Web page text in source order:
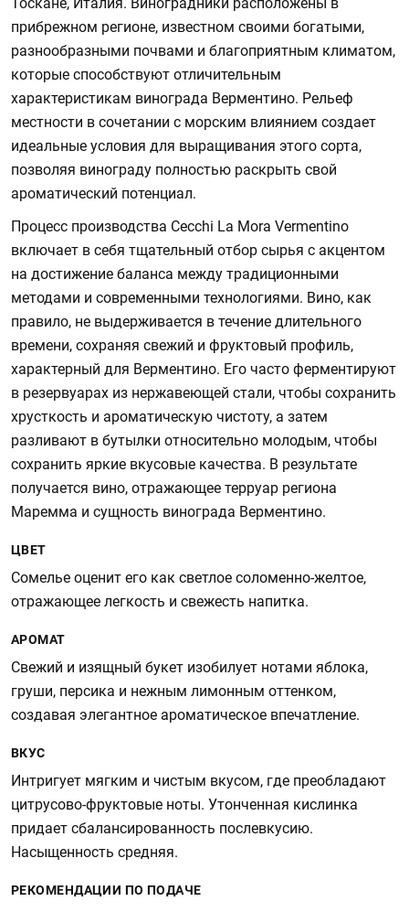
прибрежном регионе, известном своими богатыми,
разнообразными почвами и благоприятным климатом,
которые способствуют отличительным
характеристикам винограда Верментино. Рельеф
местности в сочетании с морским влиянием создает
идеальные условия для выращивания этого сорта,
позволяя винограду полностью раскрыть свой
ароматический потенциал.
Процесс производства Cecchi La Mora Vermentino
включает в себя тщательный отбор сырья с акцентом
на достижение баланса между традиционными
методами и современными технологиями. Вино, как
правило, не выдерживается в течение длительного
времени, сохраняя свежий и фруктовый профиль,
характерный для Верментино. Его часто ферментируют
в резервуарах из нержавеющей стали, чтобы сохранить
хрусткость и ароматическую чистоту, а затем
разливают в бутылки относительно молодым, чтобы
сохранить яркие вкусовые качества. В результате
получается вино, отражающее терруар региона
Маремма и сущность винограда Верментино.
ЦВЕТ
Сомелье оценит его как светлое соломенно-желтое,
отражающее легкость и свежесть напитка.
АРОМАТ
Свежий и изящный букет изобилует нотами яблока,
груши, персика и нежным лимонным оттенком,
создавая элегантное ароматическое впечатление.
ВКУС
Интригует мягким и чистым вкусом, где преобладают
цитрусово-фруктовые ноты. Утонченная кислинка
придает сбалансированность послевкусию.
Насыщенность средняя.
РЕКОМЕНДАЦИИ ПО ПОДАЧЕ